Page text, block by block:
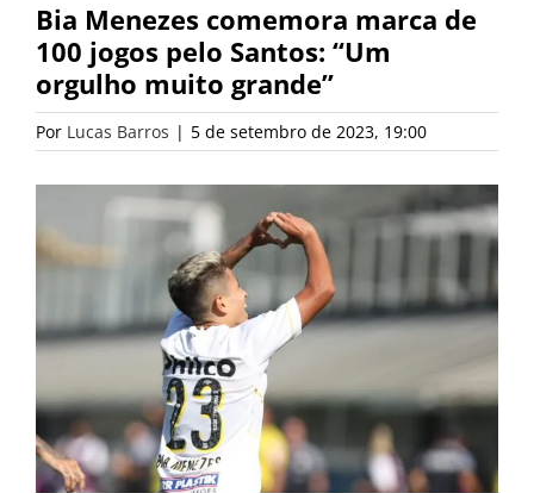
Bia Menezes comemora marca de
100 jogos pelo Santos: “Um
orgulho muito grande”
Por Lucas Barros | 5 de setembro de 2023, 19:00